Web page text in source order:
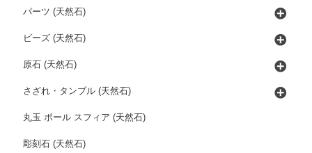
パーツ (天然石)
ビーズ (天然石)
原石 (天然石)
さざれ・タンブル (天然石)
丸玉 ボール スフィア (天然石)
彫刻石 (天然石)